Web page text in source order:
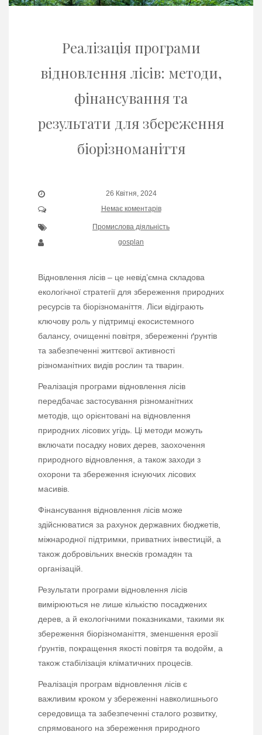
Реалізація програми
відновлення лісів: методи,
фінансування та
результати для збереження
біорізноманіття
26 Квітня, 2024
Немає коментарів
Промислова діяльність
gosplan
Відновлення лісів – це невід’ємна складова
екологічної стратегії для збереження природних
ресурсів та біорізноманіття. Ліси відіграють
ключову роль у підтримці екосистемного
балансу, очищенні повітря, збереженні ґрунтів
та забезпеченні життєвої активності
різноманітних видів рослин та тварин.
Реалізація програми відновлення лісів
передбачає застосування різноманітних
методів, що орієнтовані на відновлення
природних лісових угідь. Ці методи можуть
включати посадку нових дерев, заохочення
природного відновлення, а також заходи з
охорони та збереження існуючих лісових
масивів.
Фінансування відновлення лісів може
здійснюватися за рахунок державних бюджетів,
міжнародної підтримки, приватних інвестицій, а
також добровільних внесків громадян та
організацій.
Результати програми відновлення лісів
вимірюються не лише кількістю посаджених
дерев, а й екологічними показниками, такими як
збереження біорізноманіття, зменшення ерозії
ґрунтів, покращення якості повітря та водойм, а
також стабілізація кліматичних процесів.
Реалізація програм відновлення лісів є
важливим кроком у збереженні навколишнього
середовища та забезпеченні сталого розвитку,
спрямованого на збереження природного